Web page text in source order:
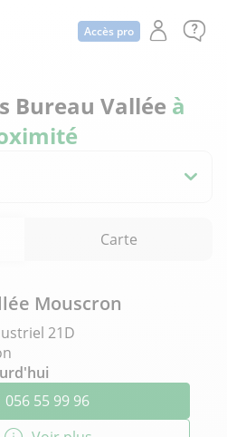
Accès pro
Bureau Vallée à
Carte
Mouscron
21D
056 55 99 96